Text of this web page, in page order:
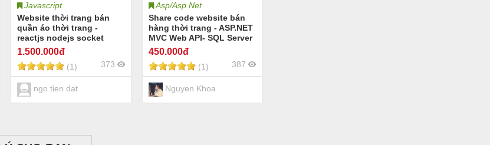
Javascript
Website thời trang bán
quần áo thời trang -
reactjs nodejs socket
mysql - báo cáo
1.500.000đ
(1) 373
ngo tien dat
Asp/Asp.Net
Share code website bán
hàng thời trang - ASP.NET
MVC Web API- SQL Server
- Tích hợp VNPay [Kèm
Full báo cáo]
450.000đ
(1) 387
Nguyen Khoa